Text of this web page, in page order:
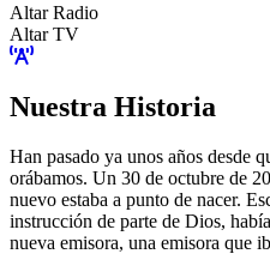
Altar Radio
Altar TV
Nuestra Historia
Han pasado ya unos años desde
orábamos. Un 30 de octubre de
nuevo estaba a punto de nacer.
instrucción de parte de Dios,
nueva emisora, una emisora que